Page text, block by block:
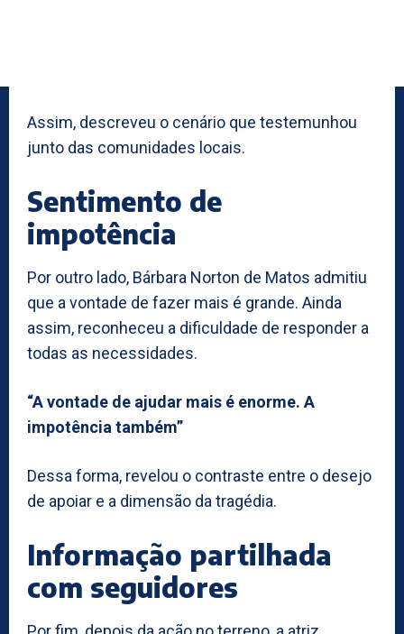
Assim, descreveu o cenário que testemunhou
junto das comunidades locais.
Sentimento de
impotência
Por outro lado, Bárbara Norton de Matos admitiu
que a vontade de fazer mais é grande. Ainda
assim, reconheceu a dificuldade de responder a
todas as necessidades.
“A vontade de ajudar mais é enorme. A
impotência também”
Dessa forma, revelou o contraste entre o desejo
de apoiar e a dimensão da tragédia.
Informação partilhada
com seguidores